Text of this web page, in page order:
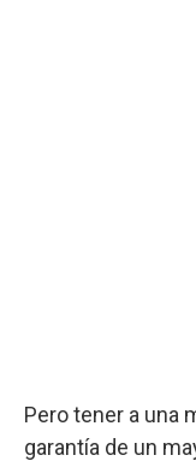
Pero tener a una
garantía de un